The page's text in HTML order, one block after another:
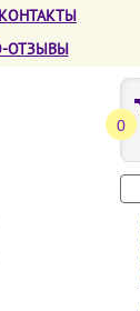
КОНТАКТЫ
ОТЗЫВЫ
0